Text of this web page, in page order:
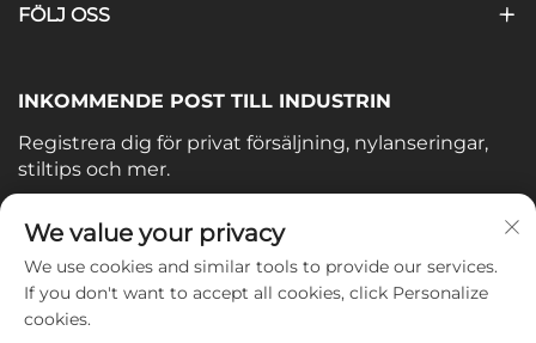
FÖLJ OSS
INKOMMENDE POST TILL INDUSTRIN
Registrera dig för privat försäljning, nylanseringar,
stiltips och mer.
Din e-post
Subscribe
We value your privacy
We use cookies and similar tools to provide our services.
If you don't want to accept all cookies, click Personalize
cookies.